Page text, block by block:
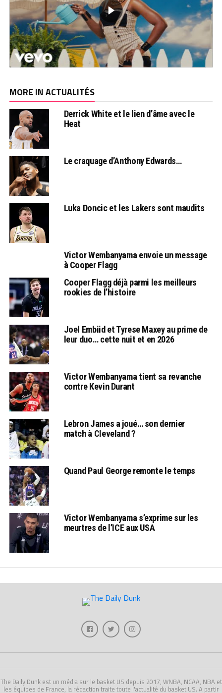
MORE IN ACTUALITÉS
Derrick White et le lien d’âme avec le
Heat
Le craquage d’Anthony Edwards…
Luka Doncic et les Lakers sont maudits
Victor Wembanyama envoie un message
à Cooper Flagg
Cooper Flagg déjà parmi les meilleurs
rookies de l’histoire
Joel Embiid et Tyrese Maxey au prime de
leur duo… cette nuit et en 2026
Victor Wembanyama tient sa revanche
contre Kevin Durant
Lebron James a joué… son dernier
match à Cleveland ?
Quand Paul George remonte le temps
Victor Wembanyama s’exprime sur les
meurtres de l’ICE aux USA
The Daily Dunk est un média sur le basket US depuis 2017, WNBA, NCAA, NBA et
les équipes de France, la rédaction traite toute l'actualité du basket US. A partir